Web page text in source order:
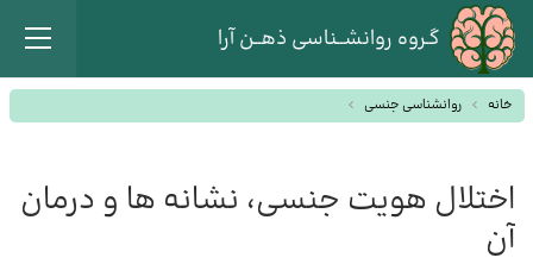
گـروه روانشــناسی ذهــن آرا
خانه روانشناسی جنسی
اختلال هویت جنسی، نشانه ها و درمان
آن